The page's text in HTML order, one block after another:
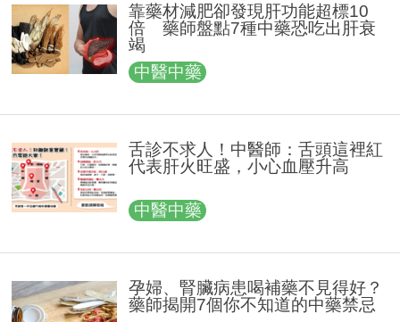
靠藥材減肥卻發現肝功能超標10
倍 藥師盤點7種中藥恐吃出肝衰
竭
中醫中藥
舌診不求人！中醫師：舌頭這裡紅
代表肝火旺盛，小心血壓升高
中醫中藥
孕婦、腎臟病患喝補藥不見得好？
藥師揭開7個你不知道的中藥禁忌